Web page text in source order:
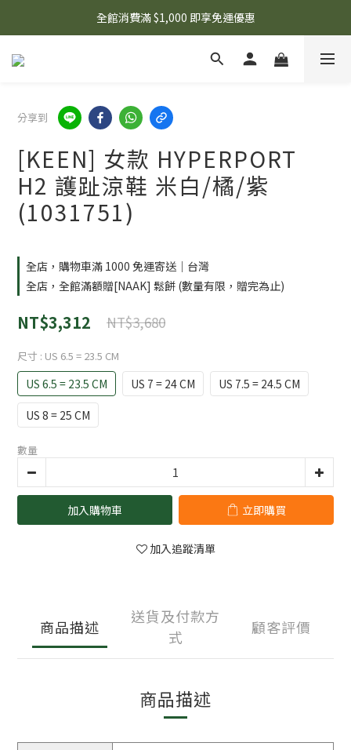
🌟 想知道現在有什麼優惠嗎？ 點擊查看最新優惠！
全館消費滿 $1,000 即享免運優惠
🌟 想知道現在有什麼優惠嗎？ 點擊查看最新優惠！
分享到
[KEEN] 女款 HYPERPORT
H2 護趾涼鞋 米白/橘/紫
(1031751)
全店，購物車滿 1000 免運寄送｜台灣
全店，全館滿額贈[NAAK] 鬆餅 (數量有限，贈完為止)
NT$3,312 NT$3,680
尺寸 : US 6.5 = 23.5 CM
US 6.5 = 23.5 CM US 7 = 24 CM
US 7.5 = 24.5 CM
US 8 = 25 CM
數量
加入購物車 立即購買
加入追蹤清單
商品描述
送貨及付款方
式
顧客評價
商品描述